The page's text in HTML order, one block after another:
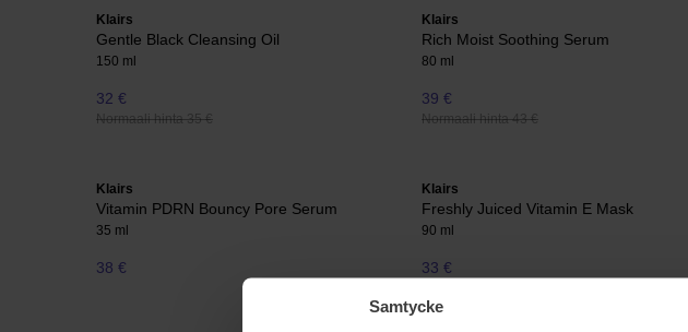
Samtycke
Klairs
Gentle Black Cleansing Oil
150 ml
32 €
Normaali hinta 35 €
Klairs
Rich Moist Soothing Serum
80 ml
39 €
Normaali hinta 43 €
Klairs
Vitamin PDRN Bouncy Pore Serum
35 ml
38 €
Klairs
Freshly Juiced Vitamin E Mask
90 ml
33 €